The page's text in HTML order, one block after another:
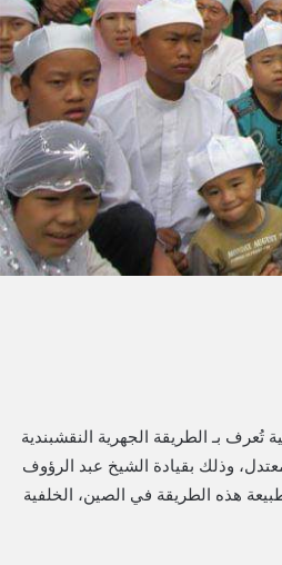
بـ الطريقة الجهرية النقشبندية
وذلك بقيادة الشيخ عبد الرؤوف
هذه الطريقة في الصين، الخلفية